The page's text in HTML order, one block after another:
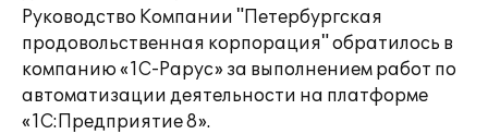
Руководство Компании "Петербургская
продовольственная корпорация" обратилось в
компанию «1С-Рарус» за выполнением работ по
автоматизации деятельности на платформе
«1С:Предприятие 8».